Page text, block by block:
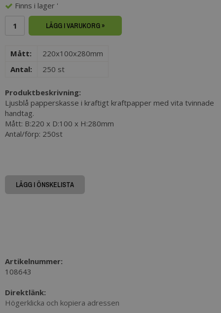
Finns i lager '
LÄGG I VARUKORG »
Mått:
220x100x280mm
Antal:
250 st
Produktbeskrivning:
Ljusblå papperskasse i kraftigt kraftpapper med vita tvinnade
handtag.
Mått: B:220 x D:100 x H:280mm
Antal/förp: 250st
LÄGG I ÖNSKELISTA
Artikelnummer:
108643
Direktlänk:
Högerklicka och kopiera adressen